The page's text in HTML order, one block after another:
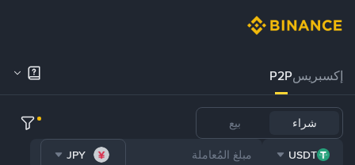
إكسبريسP2P
شراء بيع
USDT
JPY